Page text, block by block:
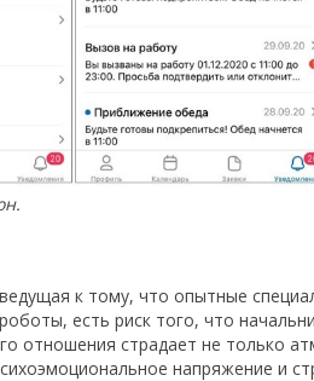
к тому, что опытные
есть риск того, что
отношения страдает не только
напряжение и